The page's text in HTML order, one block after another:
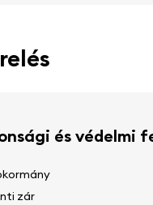
és védelmi
zár